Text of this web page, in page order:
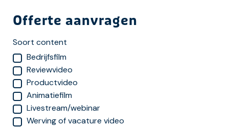
Offerte aanvragen
Soort content
Bedrijfsfilm
Reviewvideo
Productvideo
Animatiefilm
Livestream/webinar
Werving of vacature video